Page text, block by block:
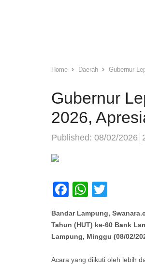
Home Daerah Gubernur
Gubernur
2026,
Published: 08/02/2026
Facebook
Bandar Lampung,
Tahun (HUT) ke-60 Bank
Lampung, Minggu (08/02/
Acara yang diikuti oleh lebih